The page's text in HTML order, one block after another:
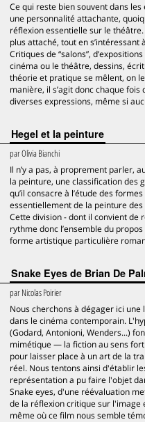
Ce qui reste bien souvent dans les
une personnalité attachante,
réflexion essentielle sur le théâtre.
plus attaché, tout en
Critiques de “salons”,
cinéma ou le théâtre, dessins,
théorie et pratique se mêlent, on
manière, il s’agit donc chaque fois
diverses expressions, même si
Hegel et la peinture
parOlivia Bianchi
Il n’y a pas, à proprement parler,
la peinture, une classification des
qu’il consacre à l’étude des
essentiellement de la peinture
Cette division - dont il convient
rythme donc l’ensemble du
forme artistique particulière
Snake Eyes de Brian De
parNicolas Poirier
Nous cherchons à dégager ici
dans le cinéma contemporain.
(Godard, Antonioni, Wenders...)
mimétique — la fiction au sens
pour laisser place à un art de la
réel. Nous tentons ainsi d'établir
représentation a pu faire l'objet
Snake eyes, d'une réévaluation
de la réflexion critique sur l'image
même où ce film nous semble